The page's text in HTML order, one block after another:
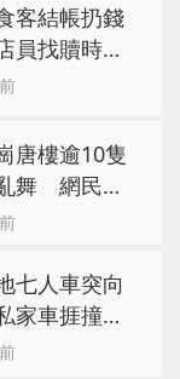
客結帳扔錢
找贖時還
定
唐樓逾10隻
舞 網民嚇
都要好大勇
七人車突向
家車捱撞